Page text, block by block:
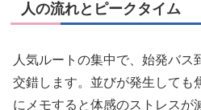
人の流れとピークタイム
人気ルートの集中で、始発バス
交錯します。並びが発生しても
にメモすると体感のストレスが